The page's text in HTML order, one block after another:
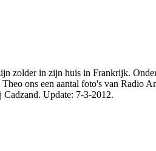
zolder in zijn huis in Frankrijk.
ons een aantal foto's van Radio
Cadzand. Update: 7-3-2012.